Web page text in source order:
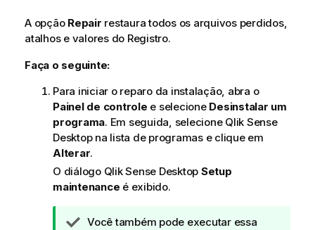
A opção Repair restaura todos os arquivos perdidos,
atalhos e valores do Registro.
Faça o seguinte:
Para iniciar o reparo da instalação, abra o
Painel de controle e selecione Desinstalar um
programa. Em seguida, selecione Qlik Sense
Desktopna lista de programas e clique em
Alterar.
O diálogo Qlik Sense Desktop Setup
maintenance é exibido.
N
Você também pode executar essa